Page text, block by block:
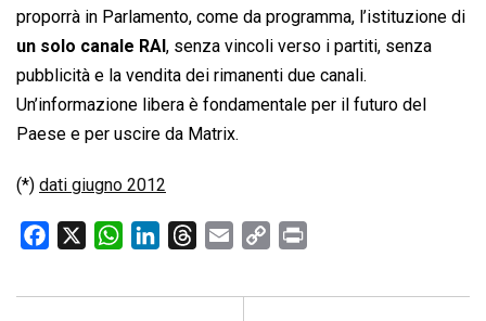
proporrà in Parlamento, come da programma, l’istituzione di
un solo canale RAI , senza vincoli verso i partiti, senza
pubblicità e la vendita dei rimanenti due canali.
Un’informazione libera è fondamentale per il futuro del
Paese e per uscire da Matrix.
(*) dati giugno 2012
c
W
a
n
r
a
p
i